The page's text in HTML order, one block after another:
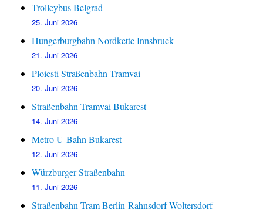
Trolleybus Belgrad
25. Juni 2026
Hungerburgbahn Nordkette Innsbruck
21. Juni 2026
Ploiesti Straßenbahn Tramvai
20. Juni 2026
Straßenbahn Tramvai Bukarest
14. Juni 2026
Metro U-Bahn Bukarest
12. Juni 2026
Würzburger Straßenbahn
11. Juni 2026
Straßenbahn Tram Berlin-Rahnsdorf-Woltersdorf